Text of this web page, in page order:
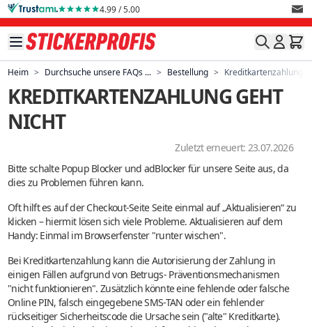
Direkt zum Inhalt 4.99 / 5.00
Heim > Durchsuche unsere FAQs ... > Bestellung > Kreditkartenzahlung
KREDITKARTENZAHLUNG GEHT
NICHT
Zuletzt erneuert: 23.07.2026
Bitte schalte Popup Blocker und adBlocker für unsere Seite aus, da
dies zu Problemen führen kann.
Oft hilft es auf der Checkout-Seite Seite einmal auf „Aktualisieren“ zu
klicken – hiermit lösen sich viele Probleme. Aktualisieren auf dem
Handy: Einmal im Browserfenster "runter wischen".
Bei Kreditkartenzahlung kann die Autorisierung der Zahlung in
einigen Fällen aufgrund von Betrugs- Präventionsmechanismen
"nicht funktionieren". Zusätzlich könnte eine fehlende oder falsche
Online PIN, falsch eingegebene SMS-TAN oder ein fehlender
rückseitiger Sicherheitscode die Ursache sein ("alte" Kreditkarte).